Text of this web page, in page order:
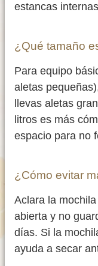
estancas
¿Qué tamaño
Para equipo
aletas
llevas aletas
litros es más
espacio para no
¿Cómo evitar
Aclara la
abierta y no
días. Si la
ayuda a secar